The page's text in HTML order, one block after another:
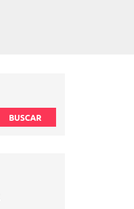
BUSCAR